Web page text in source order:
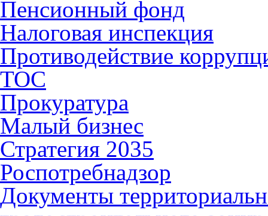
Пенсионный фонд
Налоговая инспекция
Противодействие
ТОС
Прокуратура
Малый бизнес
Стратегия 2035
Роспотребнадзор
Документы